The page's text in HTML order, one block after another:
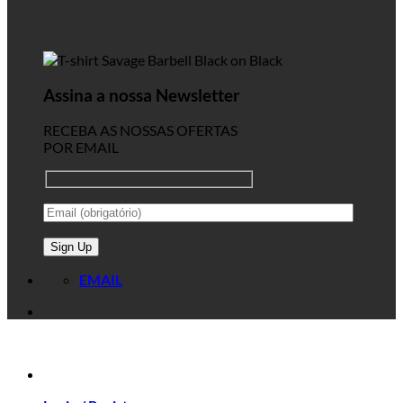
Assina a nossa Newsletter
RECEBA AS NOSSAS OFERTAS
POR EMAIL
EMAIL